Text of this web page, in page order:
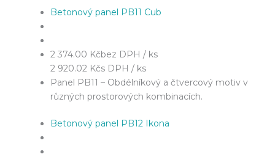
Betonový panel PB11 Cub
2 374.00 Kčbez DPH / ks
2 920.02 Kčs DPH / ks
Panel PB11 – Obdélníkový a čtvercový motiv v
různých prostorových kombinacích.
Betonový panel PB12 Ikona